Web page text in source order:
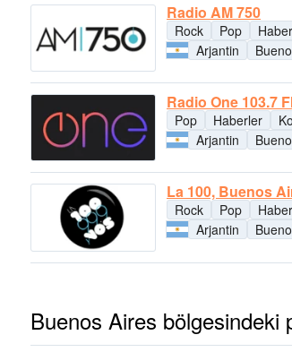
Radio AM 750
Rock Pop
Arjantin
Radio One 103.7
Pop
Haberler
Arjantin
La 100, Buenos
Rock Pop
Arjantin
Buenos Aires bölgesindeki